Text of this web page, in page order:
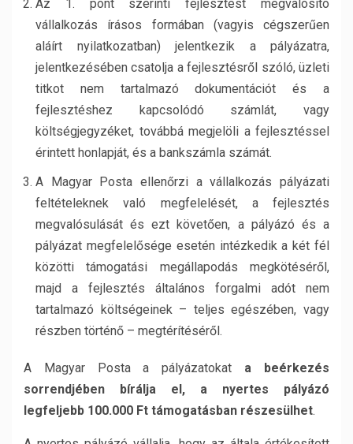
Az 1. pont szerinti fejlesztést megvalósító
vállalkozás írásos formában (vagyis cégszerűen
aláírt nyilatkozatban) jelentkezik a pályázatra,
jelentkezésében csatolja a fejlesztésről szóló, üzleti
titkot nem tartalmazó dokumentációt és a
fejlesztéshez kapcsolódó számlát, vagy
költségjegyzéket, továbbá megjelöli a fejlesztéssel
érintett honlapját, és a bankszámla számát.
A Magyar Posta ellenőrzi a vállalkozás pályázati
feltételeknek való megfelelését, a fejlesztés
megvalósulását és ezt követően, a pályázó és a
pályázat megfelelősége esetén intézkedik a két fél
közötti támogatási megállapodás megkötéséről,
majd a fejlesztés általános forgalmi adót nem
tartalmazó költségeinek – teljes egészében, vagy
részben történő – megtérítéséről.
A Magyar Posta a pályázatokat a beérkezés
sorrendjében bírálja el, a nyertes pályázó
legfeljebb 100.000 Ft támogatásban részesülhet.